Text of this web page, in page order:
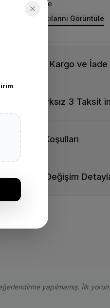
Nike
Ürün Ayrıntılarını Görüntüle
Ücretsiz Kargo ve İade
Vade Farksız 3 Taksit
Garanti Koşulları
İade ve Değişim
yapılmamış. İlk